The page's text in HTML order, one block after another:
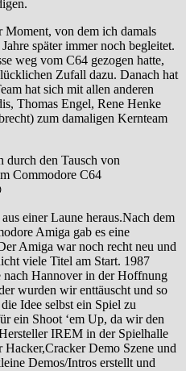
von dem ich damals
später immer noch begleitet.
weg vom C64 gezogen hatte,
Zufall dazu. Danach hat
hat sich mit allen anderen
Thomas Engel, Rene Henke
zum damaligen Kernteam
durch den Tausch von
Commodore C64
einer Laune heraus.Nach dem
Amiga gab es eine
Amiga war noch recht neu und
viele Titel am Start. 1987
Hannover in der Hoffnung
wurden wir enttäuscht und so
Idee selbst ein Spiel zu
ein Shoot ‘em Up, da wir den
IREM in der Spielhalle
Demo Szene und
Demos/Intros erstellt und